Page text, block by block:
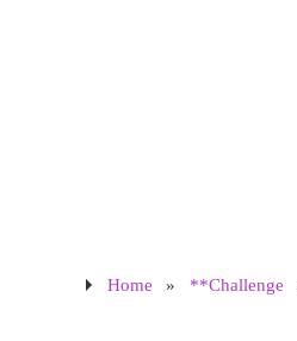
Home » **Challenge